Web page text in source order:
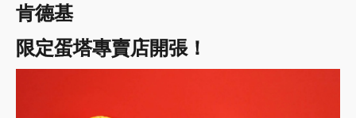
肯德基
限定蛋塔專賣店開張！